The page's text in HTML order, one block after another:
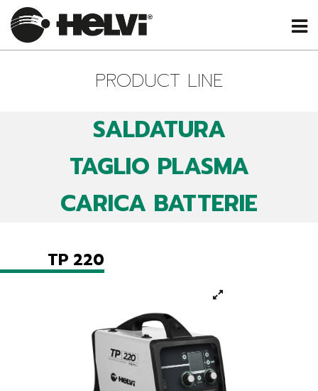
PRODUCT LINE
SALDATURA
TAGLIO PLASMA
CARICA BATTERIE
TP 220